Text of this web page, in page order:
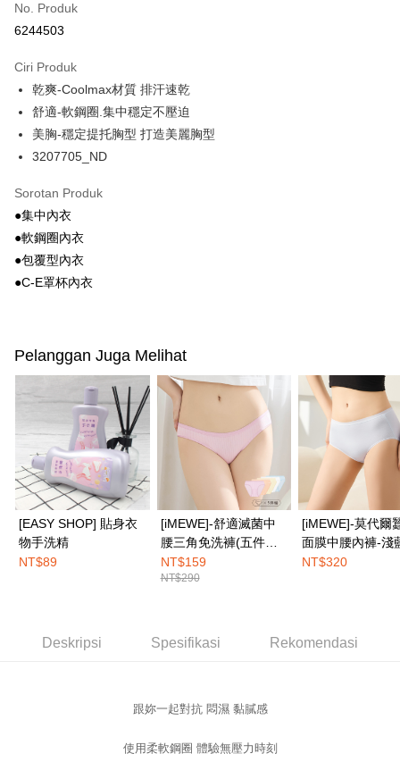
Pengambilan di Kedai Serbaneka
Apple Pay
Easy Wallet
Plus PAY
AFTEE
Deskripsi
Pertama, Mengenai Perkhidmatan AFTEE Beli Sekarang Bayar Kemudian
3. Tiada bayaran diperlukan apabila pesanan disahkan. Produk akan
4. Setelah pesanan disahkan, anda akan menerima SMS pembayaran
manakala ahli aplikasi akan menerima pemberitahuan tolak aplikasi
5. Tiada bayaran diperlukan apabila anda menerima produk. Sila buat
pembayaran di empat kedai serbaneka utama, ATM atau perbankan
dalam talian dengan SMS pembayaran atau pemberitahuan tolak aplikasi
AFTEE.
Sila ambil perhatian bahawa tempoh pembayaran adalah 14 hari. Walau
bagaimanapun, bagi mereka yang telah memuat turun Aplikasi AFTEE
dan mendaftar sebagai ahli AFTEE boleh menikmati tempoh pembayaran
sehingga 45 hari.
pesanan. Walau bagaimanapun, tiada jaminan bahawa anda boleh
kepada AFTEE dalam tempoh sama ada anda menerima pesanan.
1. Jumlah yang diperakui untuk pengguna kali pertama boleh sehingga
NT$100/pesanan | Penghantaran percuma untuk pesanan
NT$1,500 atau lebih
付款後全家取貨
NT$100/pesanan | Penghantaran percuma untuk pesanan
NT$1,500 atau lebih
7-11取付
NT$100/pesanan | Penghantaran percuma untuk pesanan
NT$100/pesanan | Penghantaran percuma untuk pesanan
NT$100/pesanan | Penghantaran percuma untuk pesanan
No. Produk
6244503
Ciri Produk
乾爽-Coolmax材質 排汗速乾
舒適-軟鋼圈.集中穩定不壓迫
美胸-穩定提托胸型 打造美麗胸型
3207705_ND
Sorotan Produk
●集中內衣
●軟鋼圈內衣
●包覆型內衣
●C-E罩杯內衣
Pelanggan Juga Melihat
[EASY SHOP] 貼身衣
物手洗精
NT$89
[iMEWE]-舒適滅菌中
腰三角免洗褲(五件組)-
粉彩繽紛色
NT$159
NT$290
[iMEWE]-莫代爾
面膜中腰內褲-淺
NT$320
Deskripsi Spesifikasi Rekomendasi
跟妳一起對抗 悶濕 黏膩感
使用柔軟鋼圈 體驗無壓力時刻